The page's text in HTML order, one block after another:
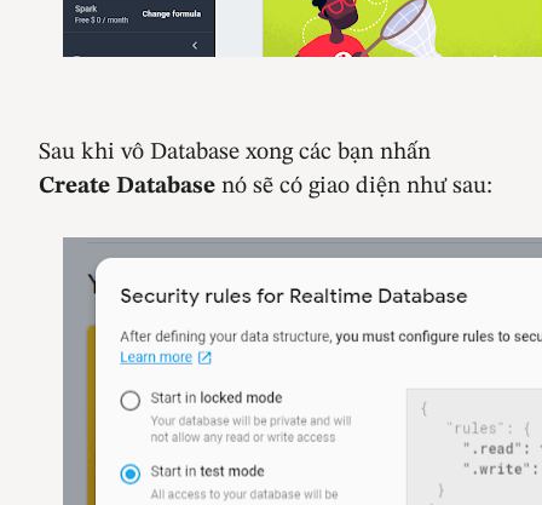
Sau khi vô Database xong các bạn nhấn
Create Database nó sẽ có giao diện như sau: